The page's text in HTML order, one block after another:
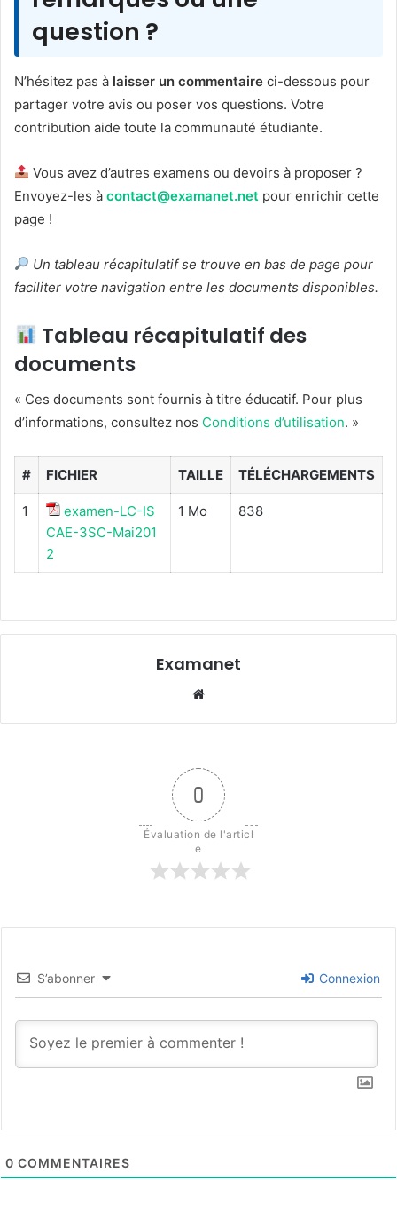
question ?
N’hésitez pas à laisser un commentaire ci-dessous pour
partager votre avis ou poser vos questions. Votre
contribution aide toute la communauté étudiante.
Vous avez d’autres examens ou devoirs à proposer ?
Envoyez-les à contact@examanet.net pour enrichir cette
page !
Un tableau récapitulatif se trouve en bas de page pour
faciliter votre navigation entre les documents disponibles.
Tableau récapitulatif des
documents
« Ces documents sont fournis à titre éducatif. Pour plus
d’informations, consultez nos Conditions d’utilisation. »
# FICHIER TAILLE TÉLÉCHARGEMENTS
1
examen-LC-IS
CAE-3SC-Mai201
2
1 Mo 838
Examanet
0
Évaluation de l'articl
e
S’abonner Connexion
0 COMMENTAIRES